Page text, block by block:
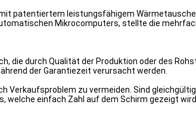
patentiertem leistungsfähigem
Mikrocomputers, stellte die
die durch Qualität der Produktion oder des
der Garantiezeit verursacht werden.
zu vermeiden. Sind
einfach Zahl auf dem Schirm gezeigt